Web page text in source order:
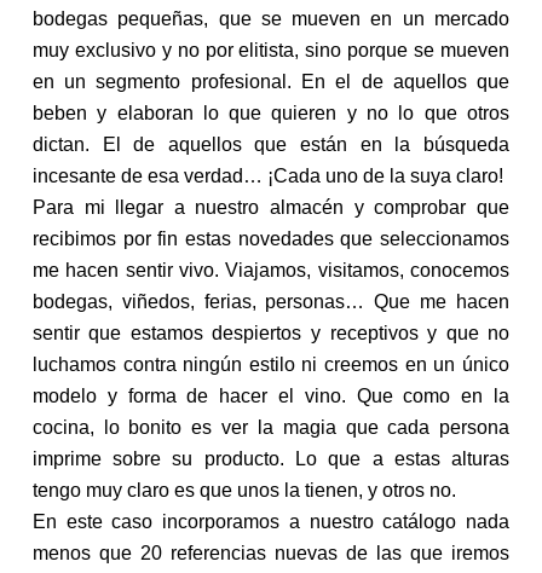
bodegas pequeñas, que se mueven en un mercado
muy exclusivo y no por elitista, sino porque se mueven
en un segmento profesional. En el de aquellos que
beben y elaboran lo que quieren y no lo que otros
dictan. El de aquellos que están en la búsqueda
incesante de esa verdad… ¡Cada uno de la suya claro!
Para mi llegar a nuestro almacén y comprobar que
recibimos por fin estas novedades que seleccionamos
me hacen sentir vivo. Viajamos, visitamos, conocemos
bodegas, viñedos, ferias, personas… Que me hacen
sentir que estamos despiertos y receptivos y que no
luchamos contra ningún estilo ni creemos en un único
modelo y forma de hacer el vino. Que como en la
cocina, lo bonito es ver la magia que cada persona
imprime sobre su producto. Lo que a estas alturas
tengo muy claro es que unos la tienen, y otros no.
En este caso incorporamos a nuestro catálogo nada
menos que 20 referencias nuevas de las que iremos